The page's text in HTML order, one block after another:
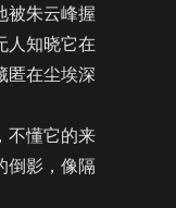
被朱云峰握
人知晓它在
匿在尘埃深
懂它的来
倒影，像隔